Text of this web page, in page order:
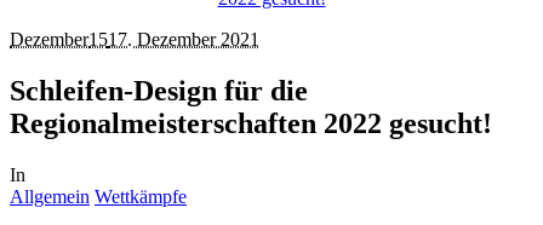
Dezember1517. Dezember 2021
Schleifen-Design für die
Regionalmeisterschaften 2022 gesucht!
In
Allgemein Wettkämpfe